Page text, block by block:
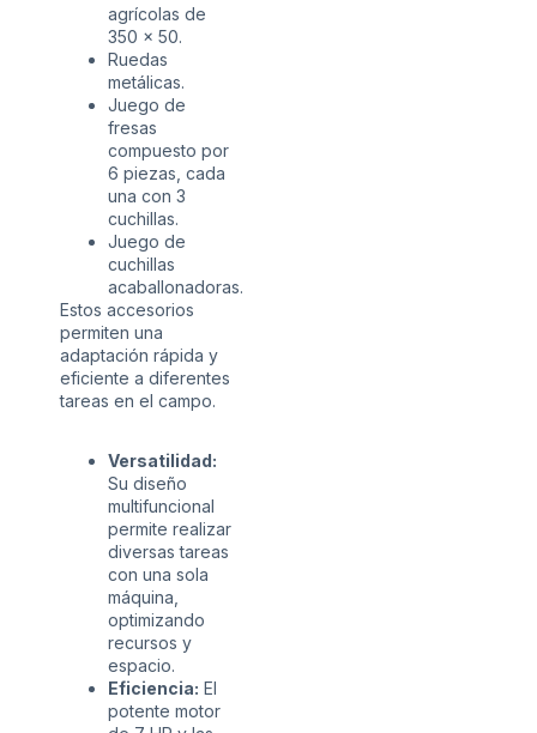
agrícolas de
350 x 50.
Ruedas
metálicas.
Juego de
fresas
compuesto por
6 piezas, cada
una con 3
cuchillas.
Juego de
cuchillas
acaballonadoras.
Estos accesorios
permiten una
adaptación rápida y
eficiente a diferentes
tareas en el campo.
Versatilidad:
Su diseño
multifuncional
permite realizar
diversas tareas
con una sola
máquina,
optimizando
recursos y
espacio.
Eficiencia: El
potente motor